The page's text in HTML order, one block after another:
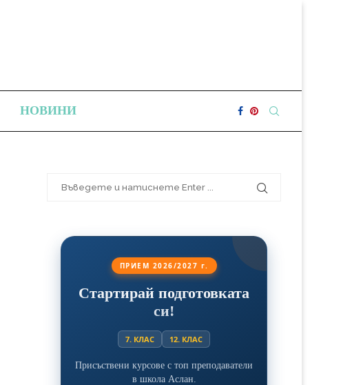
НОВИНИ
ПРИЕМ 2026/2027 г.
Стартирай подготовката
си!
7. КЛАС 12. КЛАС
Присъствени курсове с топ преподаватели
в школа Аслан.